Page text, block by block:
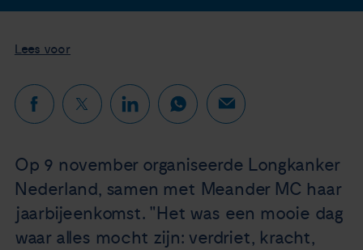
Nieuws
Agenda
Thymuskankers
Steun ons
Lees voor
Op 9 november organiseerde Longkanker
Nederland, samen met Meander MC haar
jaarbijeenkomst. "Het was een mooie dag
waar alles mocht zijn: verdriet, kracht,